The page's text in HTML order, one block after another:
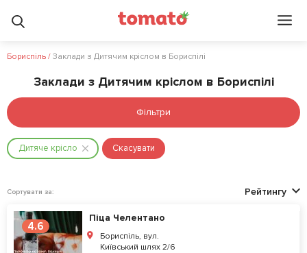
Бориспіль / Заклади з Дитячим кріслом в Бориспілі
Заклади з Дитячим кріслом в Бориспілі
Фільтри
Дитяче крісло Скасувати
Сортувати за: Рейтингу
4.6
Піца Челентано
Бориспіль, вул.
Київський шлях 2/6